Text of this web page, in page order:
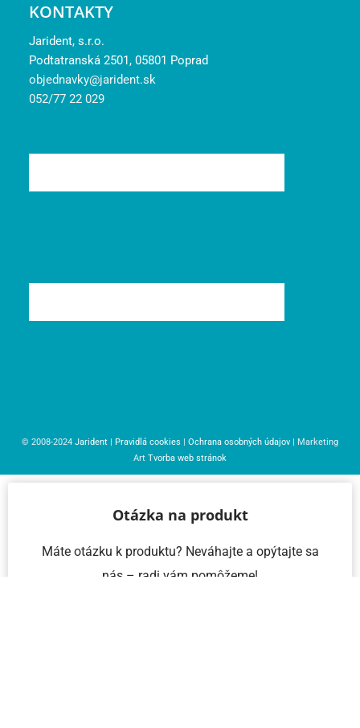
KONTAKTY
Jarident, s.r.o.
Podtatranská 2501, 05801 Poprad
objednavky@jarident.sk
052/77 22 029
© 2008-2024 Jarident Pravidlá cookies Ochrana osobných údajov | Marketing
Art Tvorba web stránok
Otázka na produkt
Máte otázku k produktu? Neváhajte a opýtajte sa
nás – radi vám pomôžeme!